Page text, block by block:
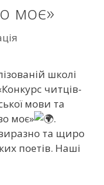
моє»
школі
читців-
мови та
моє»
.
та щиро
поетів. Наші